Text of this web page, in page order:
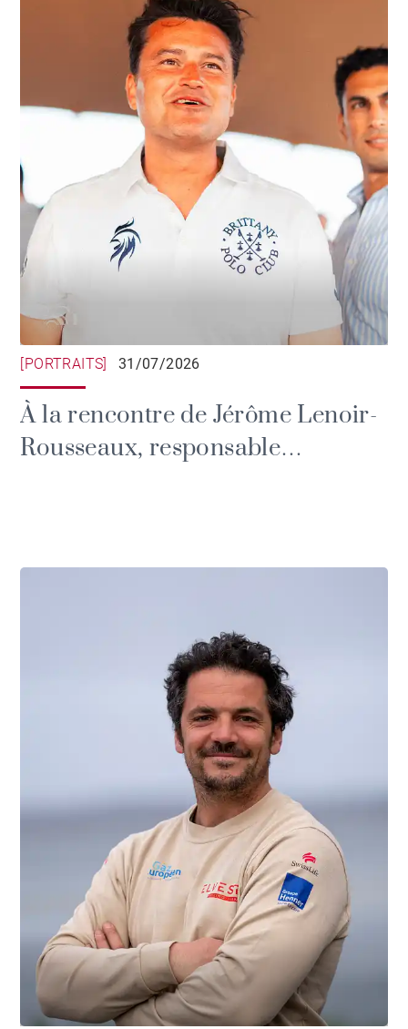
[PORTRAITS] 31/07/2026
À la rencontre de Jérôme Lenoir-
Rousseaux, responsable